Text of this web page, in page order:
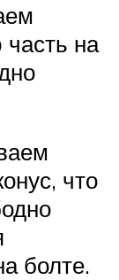
на
что
болте.